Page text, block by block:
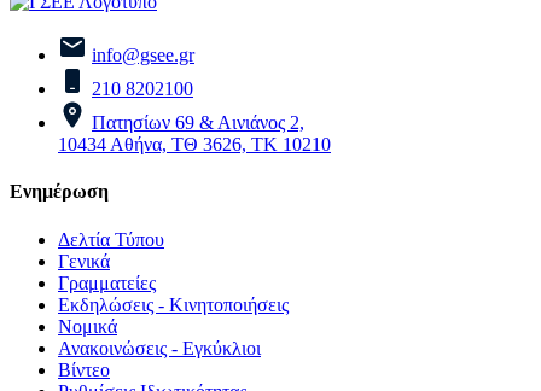
info@gsee.gr
210 8202100
Πατησίων 69 & Αινιάνος 2,
10434 Αθήνα, ΤΘ 3626, ΤΚ 10210
Ενημέρωση
Δελτία Τύπου
Γενικά
Γραμματείες
Εκδηλώσεις - Κινητοποιήσεις
Νομικά
Ανακοινώσεις - Εγκύκλιοι
Βίντεο